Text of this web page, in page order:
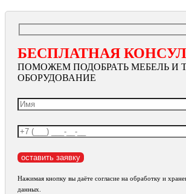
БЕСПЛАТНАЯ
ПОМОЖЕМ ПОДОБРАТЬ МЕБЕЛЬ И
ОБОРУДОВАНИЕ
Нажимая кнопку вы даёте согласие на обработку и
данных.